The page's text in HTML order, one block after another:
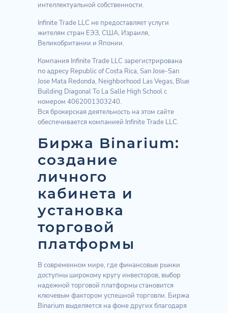
интеллектуальной собственности.
Infinite Trade LLC не предоставляет услуги
жителям стран ЕЭЗ, США, Израиля,
Великобритании и Японии.
Компания Infinite Trade LLC зарегистрирована
по адресу Republic of Costa Rica, San Jose-San
Jose Mata Redonda, Neighborhood Las Vegas, Blue
Building Diagonal To La Salle High School с
номером 4062001303240.
Вся брокерская деятельность на этом сайте
обеспечивается компанией Infinite Trade LLC.
Биржа Binarium:
создание
личного
кабинета и
установка
торговой
платформы
В современном мире, где финансовые рынки
доступны широкому кругу инвесторов, выбор
надежной торговой платформы становится
ключевым фактором успешной торговли. Биржа
Binarium выделяется на фоне других благодаря